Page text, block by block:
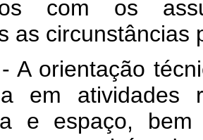
com os
as circunstâncias
em atividades
e espaço,